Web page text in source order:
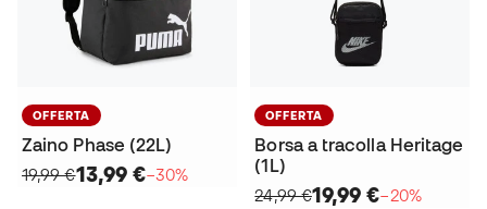
OFFERTA
Zaino Phase (22L)
19,99 €13,99 €−30%
OFFERTA
Borsa a tracolla Heritage
(1L)
24,99 €19,99 €−20%